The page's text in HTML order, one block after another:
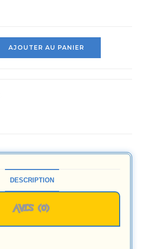
AJOUTER AU PANIER
DESCRIPTION
AVIS (0)